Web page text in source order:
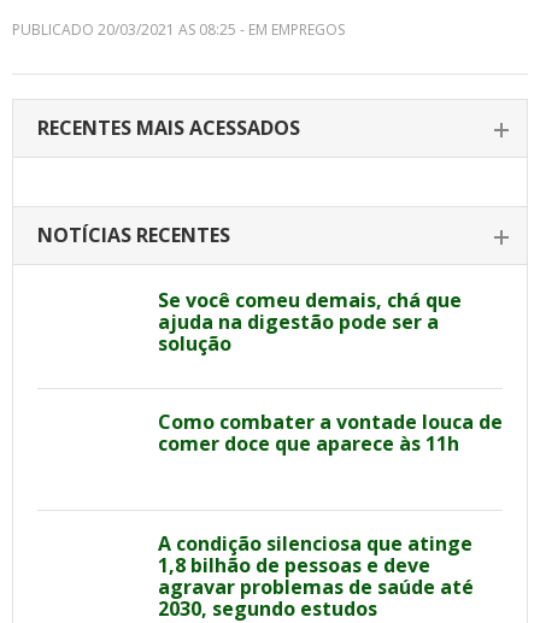
PUBLICADO 20/03/2021 AS 08:25 - EM EMPREGOS
RECENTES MAIS ACESSADOS
NOTÍCIAS RECENTES
Se você comeu demais, chá que
ajuda na digestão pode ser a
solução
Como combater a vontade louca de
comer doce que aparece às 11h
A condição silenciosa que atinge
1,8 bilhão de pessoas e deve
agravar problemas de saúde até
2030, segundo estudos